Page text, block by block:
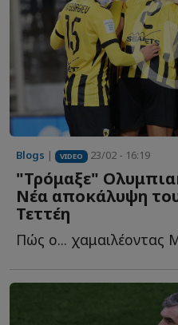
Blogs | VIDEO 23/02 - 16:19
"Τρόμαξε"
Νέα αποκάλυψη
Τεττέη